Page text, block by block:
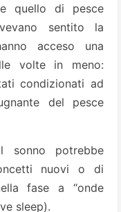
quello di pesce
sentito la
acceso una
volte in meno:
condizionati ad
del pesce
sonno potrebbe
nuovi o di
fase a “onde
sleep).